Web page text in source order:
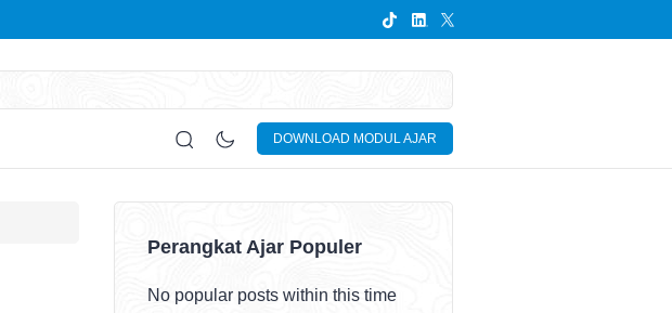
DOWNLOAD MODUL AJAR
Perangkat Ajar Populer
No popular posts within this time